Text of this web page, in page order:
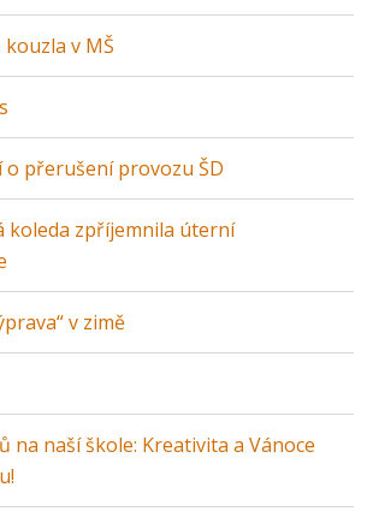
v MŠ
o přerušení provozu ŠD
koleda zpříjemnila úterní
v zimě
na naší škole: Kreativita a Vánoce